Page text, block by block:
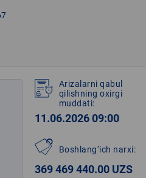
Arizalarni qabul
qilishning oxirgi
muddati:
11.06.2026 09:00
Boshlang‘ich narxi:
369 469 440.00 UZS